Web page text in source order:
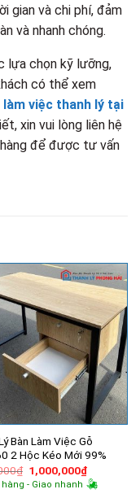
gian và chi phí, đảm
và nhanh chóng.
lựa chọn kỹ lưỡng,
có thể xem
làm việc thanh lý tại
xin vui lòng liên hệ
để được tư vấn
Bàn Làm Việc Gỗ
2 Hộc Kéo Mới 99%
₫ Giá
gốc
là:
1,000,000₫Giá
hiện
tại
hàng - Giao nhanh